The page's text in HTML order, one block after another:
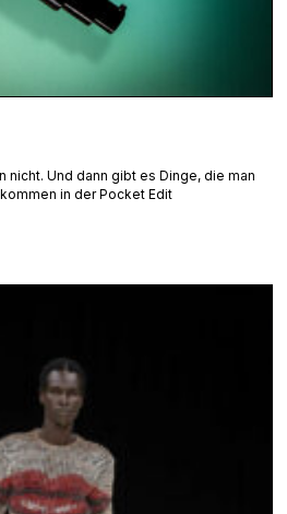
nicht. Und dann gibt es Dinge, die man
in der Pocket Edit